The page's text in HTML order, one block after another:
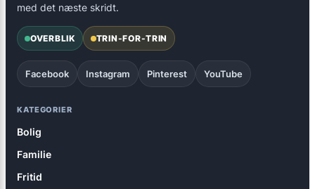
med det næste skridt.
OVERBLIK TRIN-FOR-TRIN
Facebook Instagram Pinterest YouTube
KATEGORIER
Bolig
Familie
Fritid